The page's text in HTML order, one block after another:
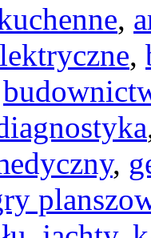
,
,
,